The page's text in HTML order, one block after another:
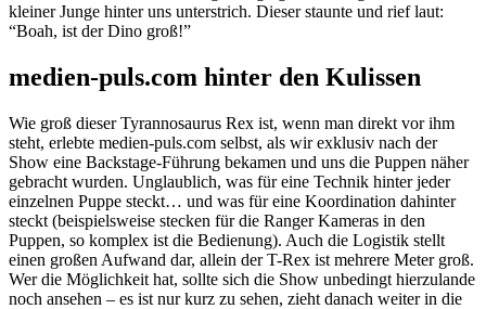
kleiner Junge hinter uns unterstrich. Dieser staunte und rief laut:
“Boah, ist der Dino groß!”
medien-puls.com hinter den Kulissen
Wie groß dieser Tyrannosaurus Rex ist, wenn man direkt vor ihm
steht, erlebte medien-puls.com selbst, als wir exklusiv nach der
Show eine Backstage-Führung bekamen und uns die Puppen näher
gebracht wurden. Unglaublich, was für eine Technik hinter jeder
einzelnen Puppe steckt… und was für eine Koordination dahinter
steckt (beispielsweise stecken für die Ranger Kameras in den
Puppen, so komplex ist die Bedienung). Auch die Logistik stellt
einen großen Aufwand dar, allein der T-Rex ist mehrere Meter groß.
Wer die Möglichkeit hat, sollte sich die Show unbedingt hierzulande
noch ansehen – es ist nur kurz zu sehen, zieht danach weiter in die